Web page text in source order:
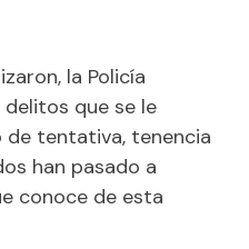
la Policía
que se le
tentativa, tenencia
han pasado a
conoce de esta